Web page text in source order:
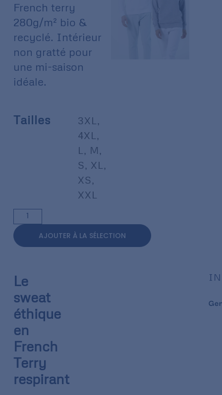
French terry
280g/m² bio &
recyclé. Intérieur
non gratté pour
une mi-saison
idéale.
Tailles 3XL ,
4XL ,
L , M ,
S , XL ,
XS ,
XXL
AJOUTER À LA SÉLECTION
Le
sweat
éthique
en
French
Terry
respirant